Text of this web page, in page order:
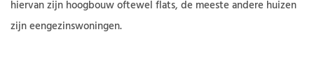
hiervan zijn hoogbouw oftewel flats, de meeste andere huizen
zijn eengezinswoningen.